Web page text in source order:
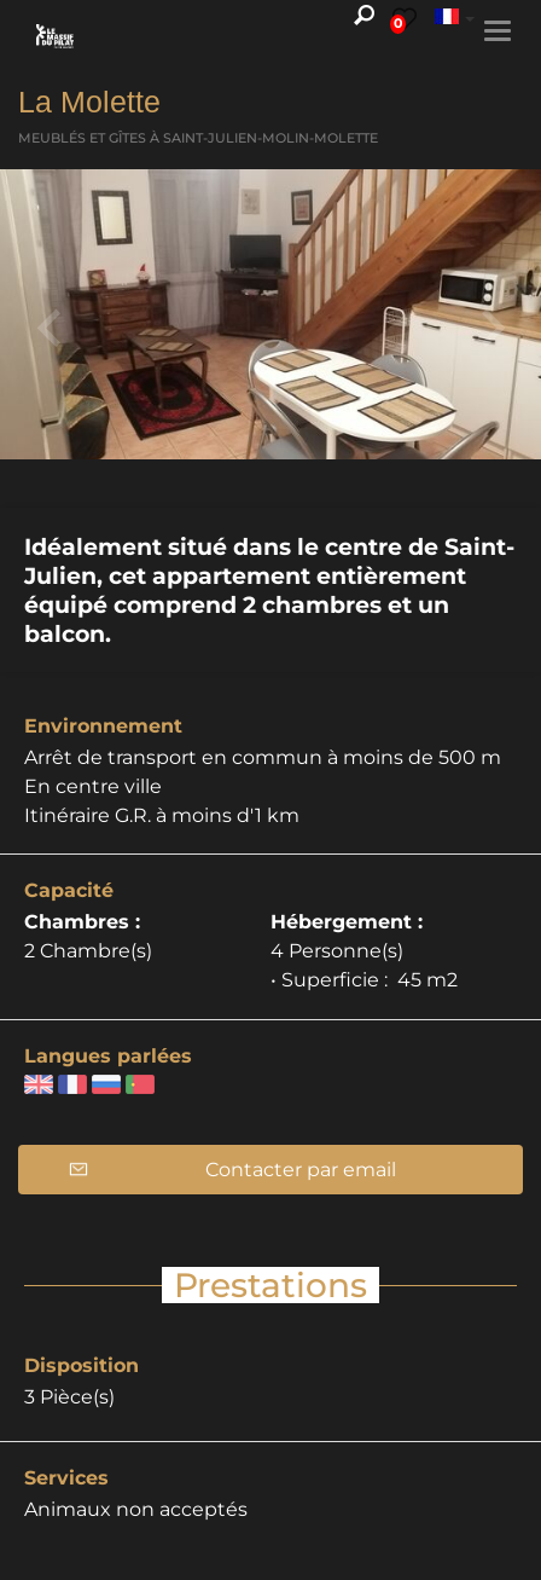
0
La Molette
MEUBLÉS ET GÎTES À SAINT-JULIEN-MOLIN-MOLETTE
Idéalement situé dans le centre de Saint-
Julien, cet appartement entièrement
équipé comprend 2 chambres et un
balcon.
Environnement
Arrêt de transport en commun à moins de 500 m
En centre ville
Itinéraire G.R. à moins d'1 km
Capacité
Chambres :
2 Chambre(s)
Hébergement :
4 Personne(s)
• Superficie : 45 m2
Langues parlées
Contacter par email
Prestations
Disposition
3 Pièce(s)
Services
Animaux non acceptés